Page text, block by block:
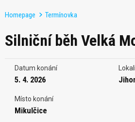
Homepage Termínovka
Silniční běh Velká
Datum konání
5. 4. 2026
Místo konání
Mikulčice